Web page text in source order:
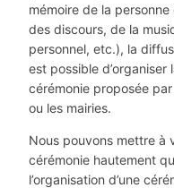
mémoire de la
des discours, de la
personnel, etc.), la
est possible
cérémonie proposée
ou les mairies.
Nous pouvons mettre à
cérémonie hautement
l’organisation d’une